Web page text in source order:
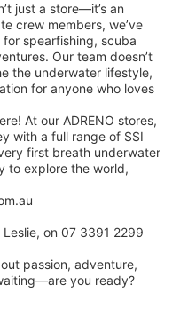
just a store—it’s an
crew members, we’ve
for spearfishing, scuba
Our team doesn’t
the underwater lifestyle,
for anyone who loves
At our ADRENO stores,
with a full range of SSI
first breath underwater
to explore the world,
on 07 3391 2299
passion, adventure,
you ready?